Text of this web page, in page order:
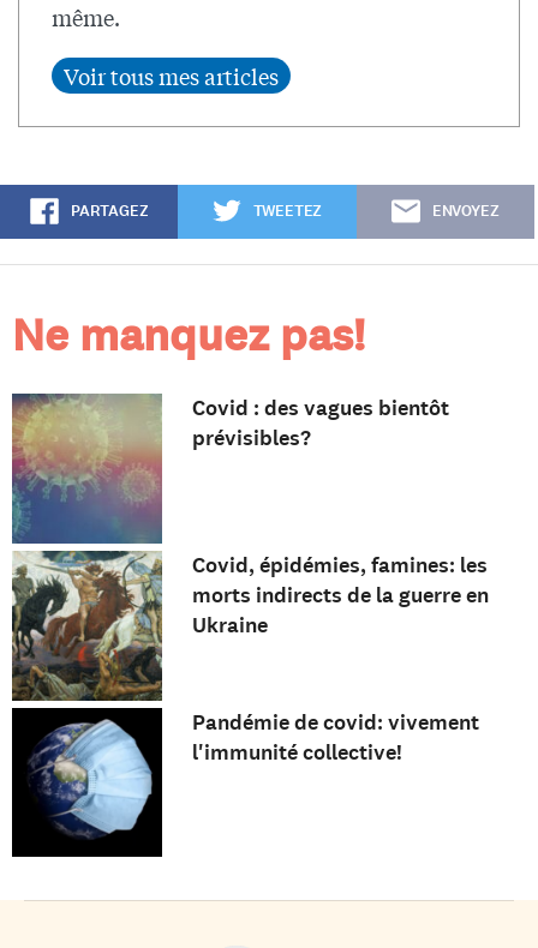
même.
PARTAGEZ TWEETEZ ENVOYEZ
Ne manquez pas!
Covid : des vagues bientôt
prévisibles?
Covid, épidémies, famines: les
morts indirects de la guerre en
Ukraine
Pandémie de covid: vivement
l'immunité collective!